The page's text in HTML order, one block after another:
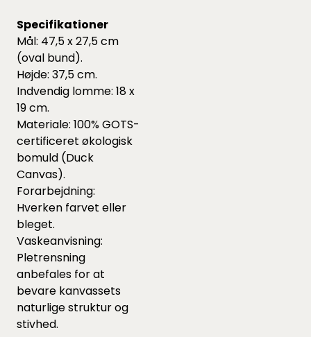
Specifikationer
Mål: 47,5 x 27,5 cm
(oval bund).
Højde: 37,5 cm.
Indvendig lomme: 18 x
19 cm.
Materiale: 100% GOTS-
certificeret økologisk
bomuld (Duck
Canvas).
Forarbejdning:
Hverken farvet eller
bleget.
Vaskeanvisning:
Pletrensning
anbefales for at
bevare kanvassets
naturlige struktur og
stivhed.